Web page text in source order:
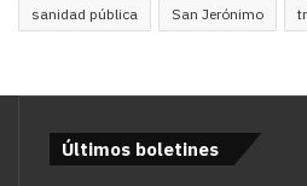
sanidad pública San Jerónimo
Últimos boletines